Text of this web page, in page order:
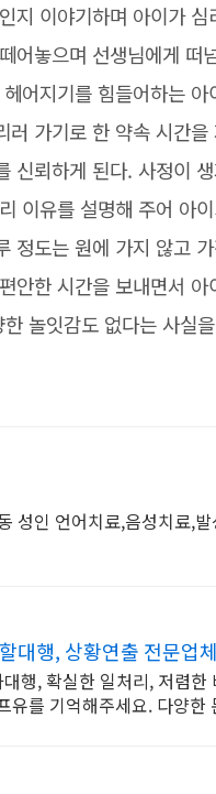
지 이야기하며 아이가
어놓으며 선생님에게 떠
어지기를 힘들어하는
가기로 한 약속 시간
신뢰하게 된다. 사정이
이유를 설명해 주어 아
정도는 원에 가지 않고
안한 시간을 보내면서
놀잇감도 없다는 사실
성인 언어치료,음성치료,
대행, 상황연출 전문업체
행, 확실한 일처리, 저렴한
유를 기억해주세요. 다양한